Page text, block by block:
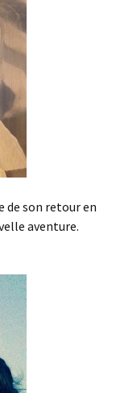
de son retour en
aventure.